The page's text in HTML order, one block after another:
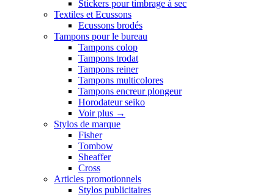
Stickers pour timbrage à sec
Textiles et Ecussons
Ecussons brodés
Tampons pour le bureau
Tampons colop
Tampons trodat
Tampons reiner
Tampons multicolores
Tampons encreur plongeur
Horodateur seiko
Voir plus →
Stylos de marque
Fisher
Tombow
Sheaffer
Cross
Articles promotionnels
Stylos publicitaires